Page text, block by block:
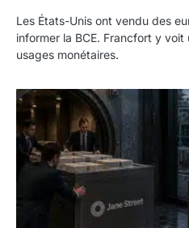
Les États-Unis ont vendu des
informer la BCE. Francfort y
usages monétaires.
Jane Street négocie le